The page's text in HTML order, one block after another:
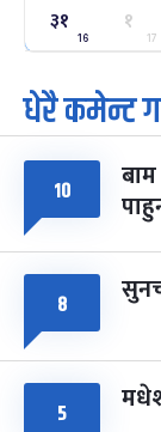
२५
मंगल फाल्गुन
७
आइत
पूर्णिमा
चैत्र ७,
८
चैत्र ८,
३१
16
१
17
धेरै कमेन्ट
१०
८
५